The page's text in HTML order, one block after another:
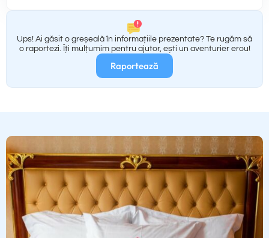
Ups! Ai găsit o greșeală în informațiile prezentate? Te rugăm să
o raportezi. Îți mulțumim pentru ajutor, ești un aventurier erou!
Raportează